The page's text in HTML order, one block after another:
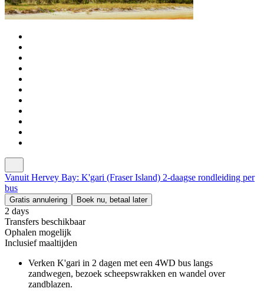
Vanuit Hervey Bay: K'gari (Fraser Island) 2-daagse rondleiding per
bus
Gratis annulering Boek nu, betaal later
2 days
Transfers beschikbaar
Ophalen mogelijk
Inclusief maaltijden
Verken K'gari in 2 dagen met een 4WD bus langs
zandwegen, bezoek scheepswrakken en wandel over
zandblazen.